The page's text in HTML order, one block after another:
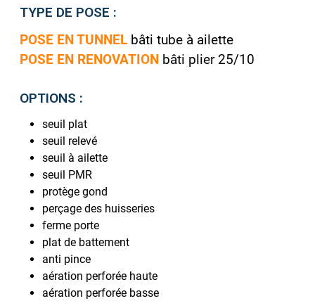
TYPE DE POSE :
POSE EN TUNNEL bâti tube à ailette
POSE EN RENOVATION bâti plier 25/10
OPTIONS :
seuil plat
seuil relevé
seuil à ailette
seuil PMR
protège gond
perçage des huisseries
ferme porte
plat de battement
anti pince
aération perforée haute
aération perforée basse